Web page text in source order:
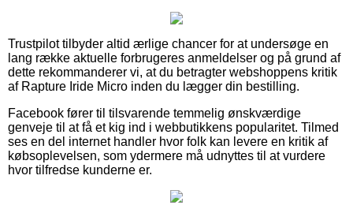
Trustpilot tilbyder altid ærlige chancer for at undersøge en
lang række aktuelle forbrugeres anmeldelser og på grund af
dette rekommanderer vi, at du betragter webshoppens kritik
af Rapture Iride Micro inden du lægger din bestilling.
Facebook fører til tilsvarende temmelig ønskværdige
genveje til at få et kig ind i webbutikkens popularitet. Tilmed
ses en del internet handler hvor folk kan levere en kritik af
købsoplevelsen, som ydermere må udnyttes til at vurdere
hvor tilfredse kunderne er.